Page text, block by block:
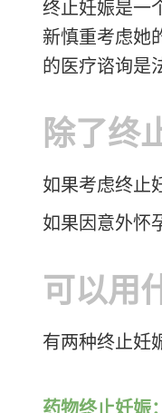
终止妊娠是一
新慎重考虑她
的医疗谘询是
除了终
如果考虑终止
如果因意外怀
可以用
有两种终止妊